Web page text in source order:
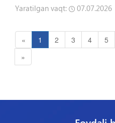
Yaratilgan vaqt: 07.07.2026
« 1 2 3 4 5
»